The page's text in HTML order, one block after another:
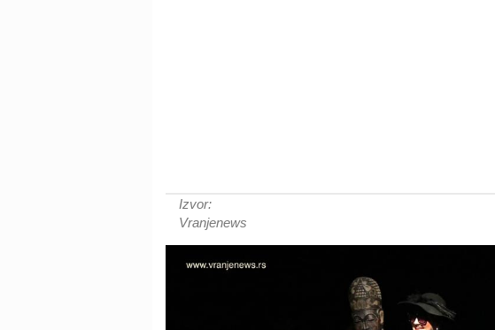
Izvor:
Vranjenews